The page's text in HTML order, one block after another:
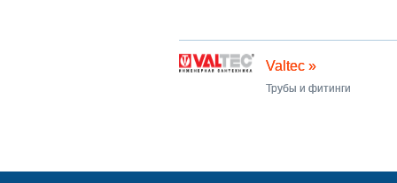
Valtec »
Трубы и фитинги